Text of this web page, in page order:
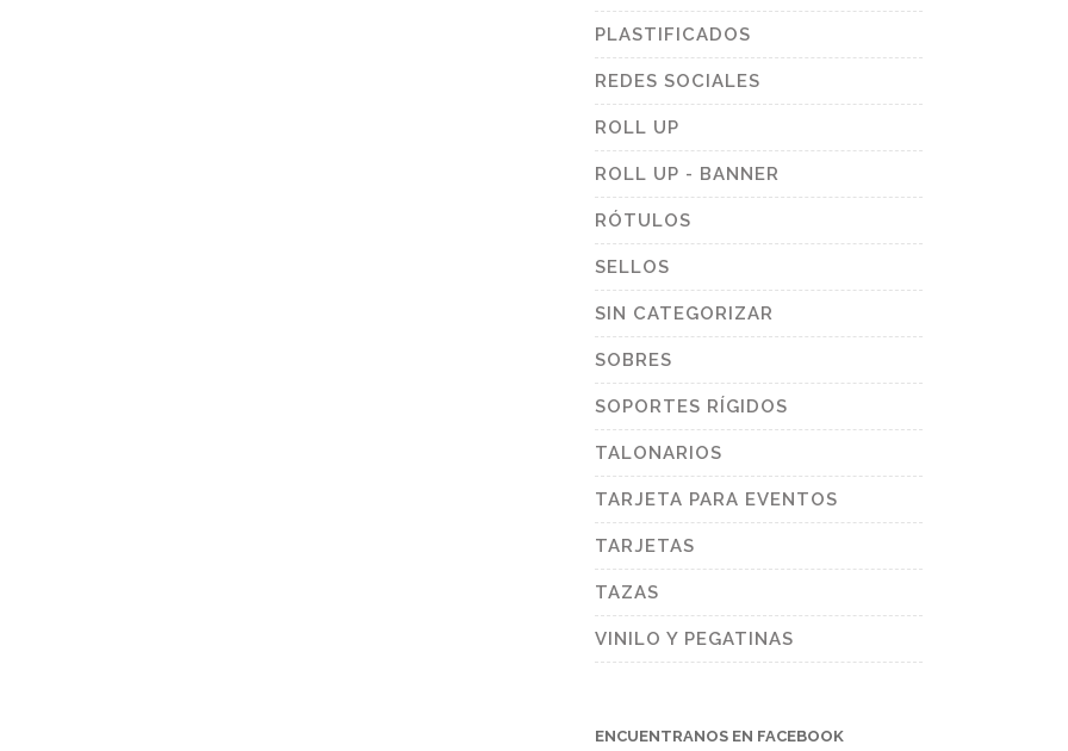
PLASTIFICADOS
REDES SOCIALES
ROLL UP
ROLL UP - BANNER
RÓTULOS
SELLOS
SIN CATEGORIZAR
SOBRES
SOPORTES RÍGIDOS
TALONARIOS
TARJETA PARA EVENTOS
TARJETAS
TAZAS
VINILO Y PEGATINAS
ENCUENTRANOS EN FACEBOOK